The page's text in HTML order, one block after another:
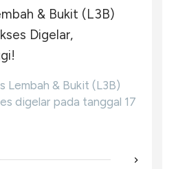
& Bukit (L3B)
Digelar,
Lembah & Bukit (L3B)
digelar pada tanggal 17